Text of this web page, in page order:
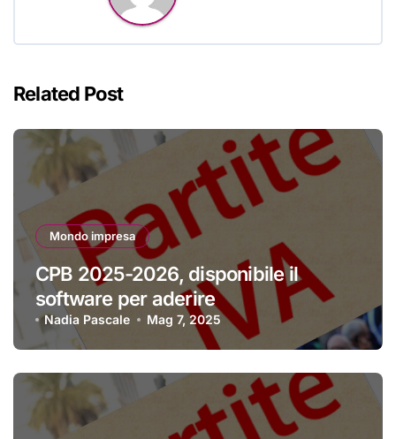
Related Post
Mondo impresa
CPB 2025-2026, disponibile il
software per aderire
Nadia Pascale Mag 7, 2025